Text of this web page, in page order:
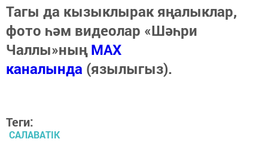
Тагы да кызыклырак яңалыклар,
фото һәм видеолар «Шәһри
Чаллы»ныңMAX
каналында (язылыгыз).
Теги:
САЛАВАTIK